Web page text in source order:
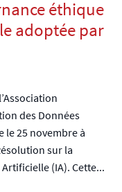
éthique
adoptée par
des Données
le 25 novembre à
sur la
(IA). Cette...